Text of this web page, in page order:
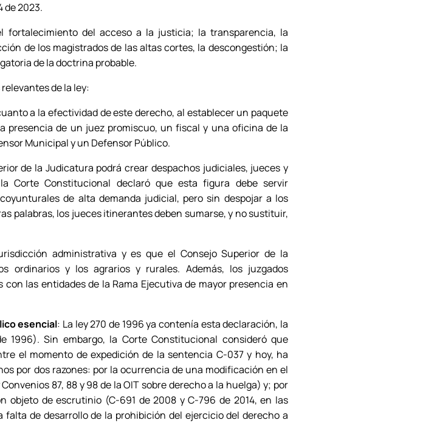
de 2023.
del acceso a la justicia; la transparencia, la
de los magistrados de las altas cortes, la descongestión; la
de la doctrina probable.
de la ley:
a la efectividad de este derecho, al establecer un paquete
presencia de un juez promiscuo, un fiscal y una oficina de la
Municipal y un Defensor Público.
de la Judicatura podrá crear despachos judiciales, jueces y
Corte Constitucional declaró que esta figura debe servir
de alta demanda judicial, pero sin despojar a los
palabras, los jueces itinerantes deben sumarse, y no sustituir,
administrativa y es que el Consejo Superior de la
ordinarios y los agrarios y rurales. Además, los juzgados
las entidades de la Rama Ejecutiva de mayor presencia en
esencial: La ley 270 de 1996 ya contenía esta declaración, la
1996). Sin embargo, la Corte Constitucional consideró que
el momento de expedición de la sentencia C-037 y hoy, ha
por dos razones: por la ocurrencia de una modificación en el
87, 88 y 98 de la OIT sobre derecho a la huelga) y; por
objeto de escrutinio (C-691 de 2008 y C-796 de 2014, en las
de desarrollo de la prohibición del ejercicio del derecho a